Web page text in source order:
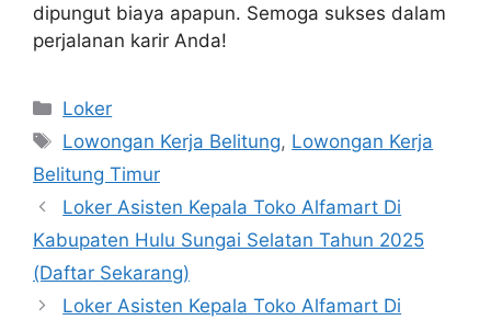
dipungut biaya apapun. Semoga sukses dalam
perjalanan karir Anda!
Kategori
Loker
Tag
Lowongan Kerja Belitung, Lowongan Kerja
Belitung Timur
Loker Asisten Kepala Toko Alfamart Di
Kabupaten Hulu Sungai Selatan Tahun 2025
(Daftar Sekarang)
Loker Asisten Kepala Toko Alfamart Di